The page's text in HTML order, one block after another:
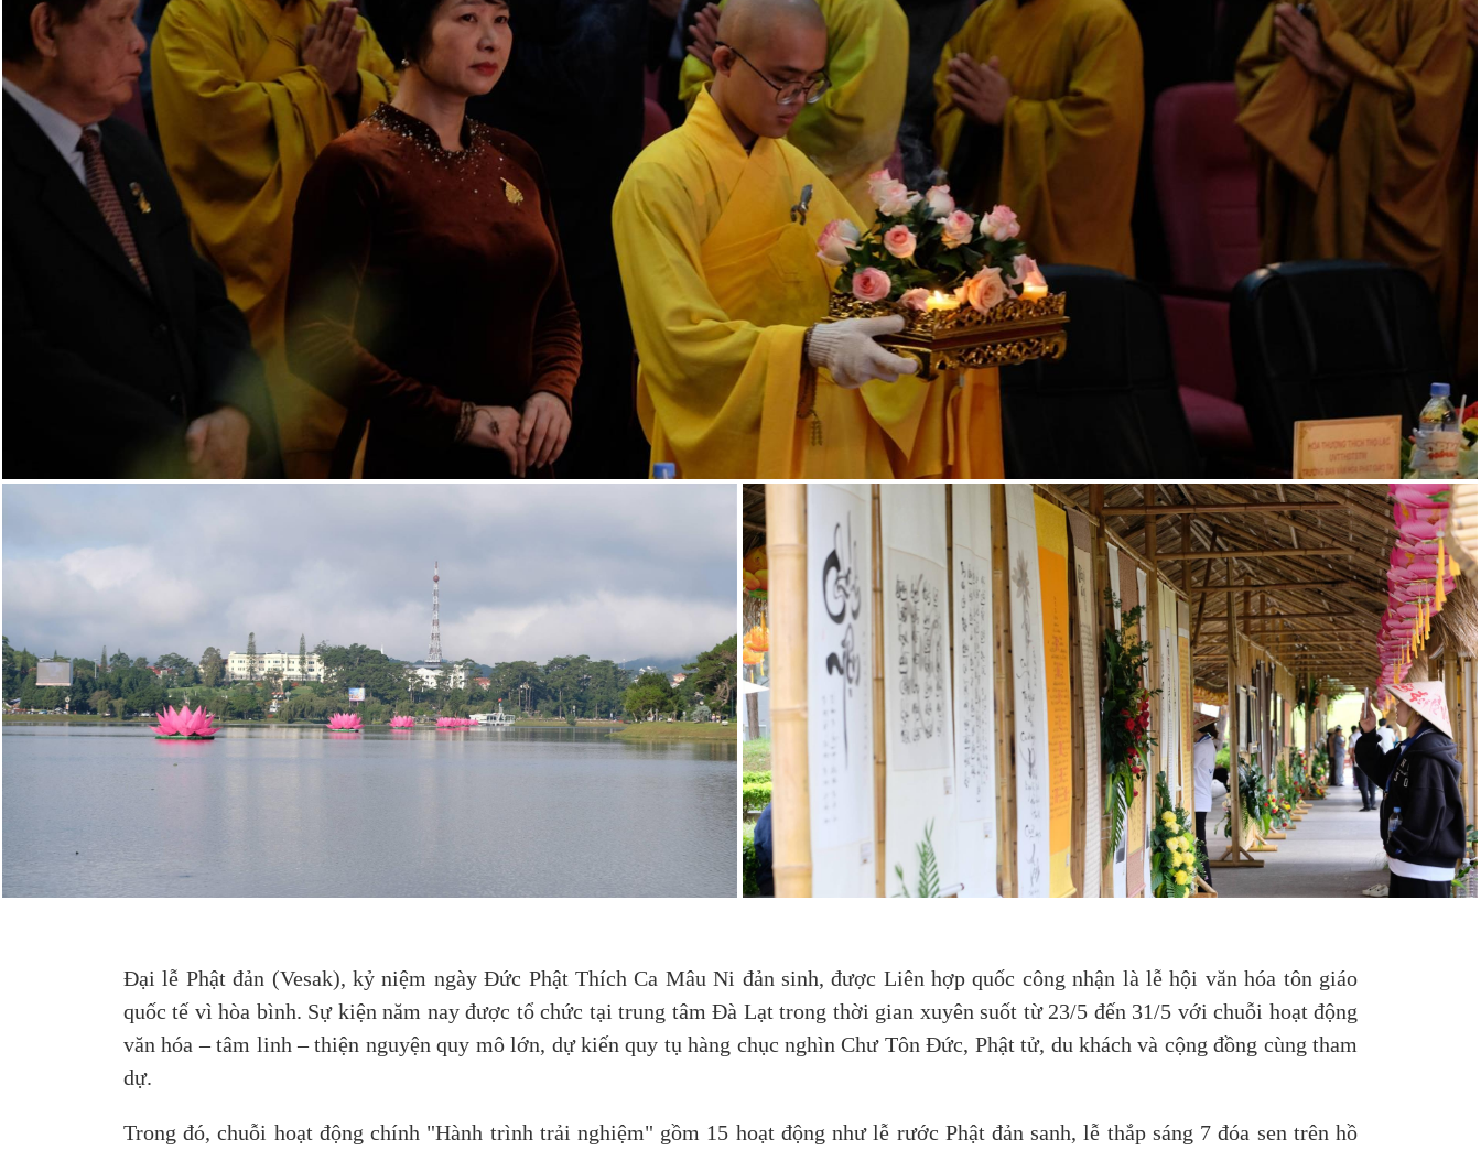
Đại lễ Phật đản (Vesak), kỷ niệm ngày Đức Phật Thích Ca Mâu Ni đản sinh, được Liên hợp quốc công nhận là lễ hội văn hóa tôn giáo
quốc tế vì hòa bình. Sự kiện năm nay được tổ chức tại trung tâm Đà Lạt trong thời gian xuyên suốt từ 23/5 đến 31/5 với chuỗi hoạt động
văn hóa – tâm linh – thiện nguyện quy mô lớn, dự kiến quy tụ hàng chục nghìn Chư Tôn Đức, Phật tử, du khách và cộng đồng cùng tham
dự.
Trong đó, chuỗi hoạt động chính "Hành trình trải nghiệm" gồm 15 hoạt động như lễ rước Phật đản sanh, lễ thắp sáng 7 đóa sen trên hồ